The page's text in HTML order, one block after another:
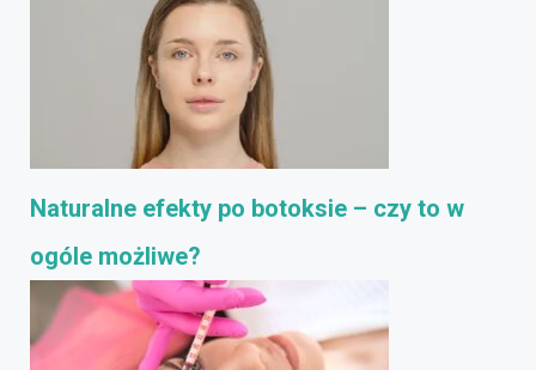
Naturalne efekty po botoksie – czy to w
ogóle możliwe?